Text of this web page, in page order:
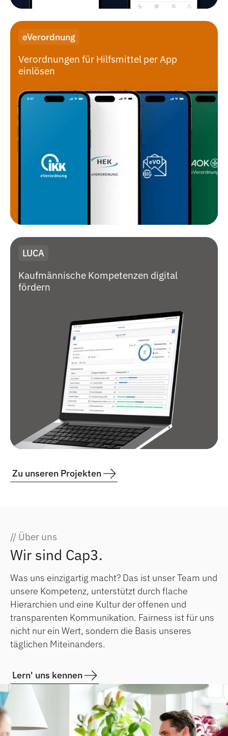
eVerordnung
Verordnungen für Hilfsmittel per App
einlösen
LUCA
Kaufmännische Kompetenzen digital
fördern
Zu unseren Projekten
// Über uns
Wir sind Cap3.
Was uns einzigartig macht? Das ist unser Team und
unsere Kompetenz, unterstützt durch flache
Hierarchien und eine Kultur der offenen und
transparenten Kommunikation. Fairness ist für uns
nicht nur ein Wert, sondern die Basis unseres
täglichen Miteinanders.
Lern' uns kennen